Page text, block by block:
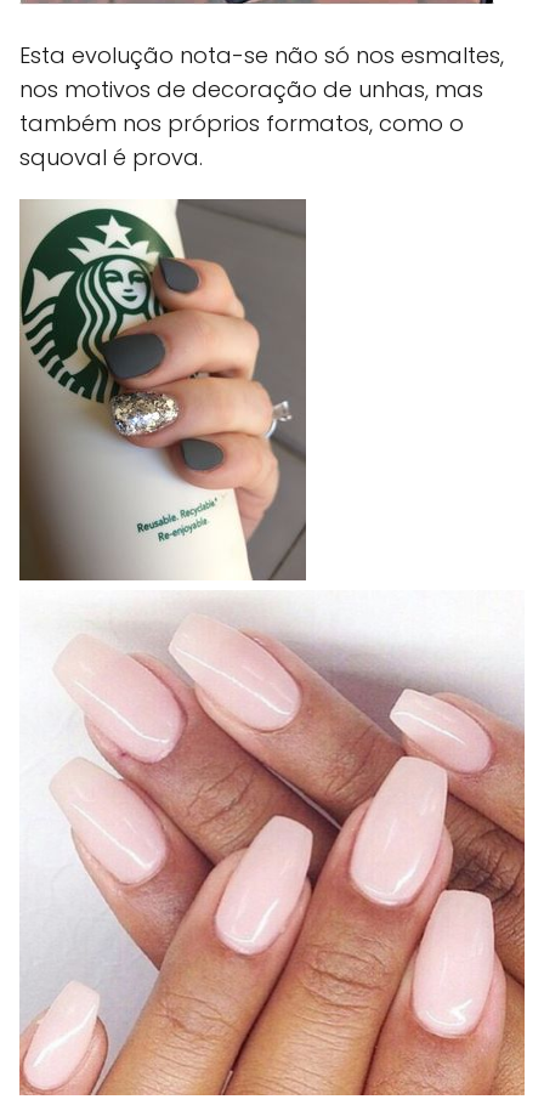
Esta evolução nota-se não só nos esmaltes,
nos motivos de decoração de unhas, mas
também nos próprios formatos, como o
squoval é prova.